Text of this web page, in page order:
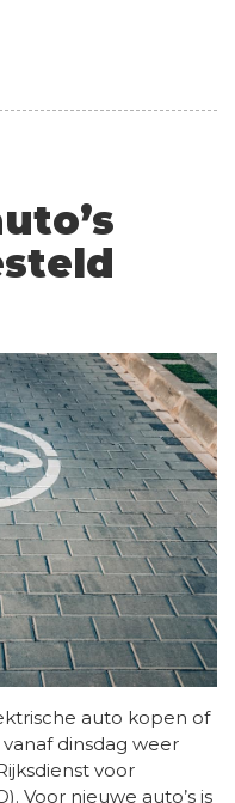
auto kopen of
dinsdag weer
voor
Voor nieuwe auto’s is